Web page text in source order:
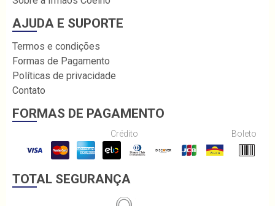
AJUDA E SUPORTE
Termos e condições
Formas de Pagamento
Políticas de privacidade
Contato
FORMAS DE PAGAMENTO
Crédito Boleto
TOTAL SEGURANÇA